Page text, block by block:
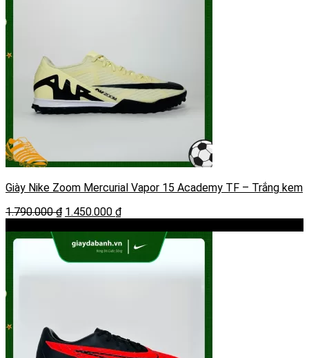
Giày Nike Zoom Mercurial Vapor 15 Academy TF – Trắng kem
1.790.000₫ Giá
1.790.000 ₫.
1.450.000 ₫Giá
tại
là:
1.450.000 ₫.